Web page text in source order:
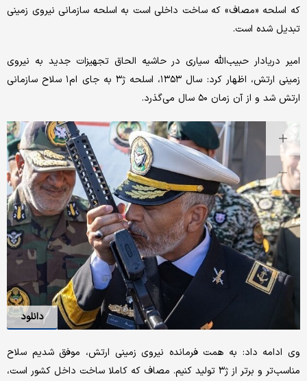
که اسلحه «مصاف» که ساخت داخلی است به اسلحه سازمانی نیروی زمینی
تبدیل شده است.
امیر دریادار حبیب‌الله سیاری در حاشیه الحاق تجهیزات جدید به نیروی
زمینی ارتش، اظهار کرد: سال ۱۳۵۳، اسلحه ژ۳ به جای ام۱ سلاح سازمانی
ارتش شد و از آن زمان ۵۰ سال می‌گذرد.
دانلود
وی ادامه داد: به همت فرمانده نیروی زمینی ارتش، موفق شدیم سلاح
مناسب‌تر و برتر از ژ۳ تولید کنیم. مصاف که کاملا ساخت داخل کشور است،